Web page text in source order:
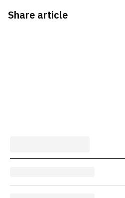
Share article